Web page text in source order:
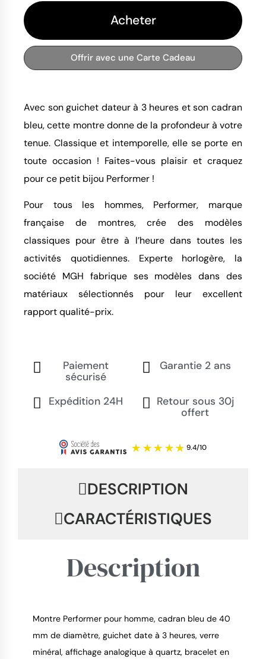
Acheter
Offrir avec une Carte Cadeau
Avec son guichet dateur à 3 heures et son cadran
bleu, cette montre donne de la profondeur à votre
tenue. Classique et intemporelle, elle se porte en
toute occasion ! Faites-vous plaisir et craquez
pour ce petit bijou Performer !
Pour tous les hommes, Performer, marque
française de montres, crée des modèles
classiques pour être à l’heure dans toutes les
activités quotidiennes. Experte horlogère, la
société MGH fabrique ses modèles dans des
matériaux sélectionnés pour leur excellent
rapport qualité-prix.
Paiement
sécurisé
Garantie 2 ans
Expédition 24H
Retour sous 30j
offert
DESCRIPTION
CARACTÉRISTIQUES
Description
Montre Performer pour homme, cadran bleu de 40
mm de diamètre, guichet date à 3 heures, verre
minéral, affichage analogique à quartz, bracelet en